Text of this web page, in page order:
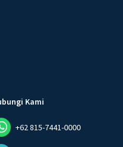
Kami
+62 815-7441-0000